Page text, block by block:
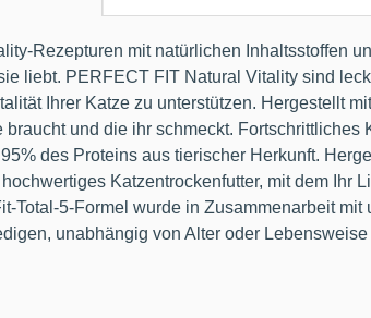
Rezepturen mit natürlichen Inhaltsstoffen
liebt. PERFECT FIT Natural Vitality sind
Ihrer Katze zu unterstützen. Hergestellt
und die ihr schmeckt.
des Proteins aus tierischer Herkunft.
Katzentrockenfutter, mit dem
Total-5-Formel wurde in Zusammenarbeit
unabhängig von Alter oder